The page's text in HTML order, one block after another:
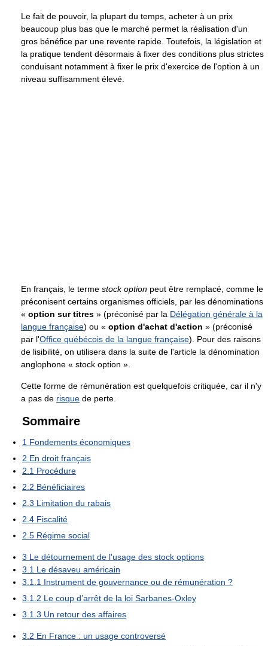
Le fait de pouvoir, la plupart du temps, acheter à un prix
beaucoup plus bas que le marché permet la réalisation d'un
gros bénéfice par une revente rapide. Toutefois, la législation et
la pratique tendent désormais à fixer des conditions plus strictes
conduisant notamment à fixer le prix d'exercice de l'option à un
niveau suffisamment élevé.
En français, le terme stock option peut être remplacé, comme le
préconisent certains organismes officiels, par les dénominations
« option sur titres » (préconisé par la Délégation générale à la
langue française) ou « option d'achat d'action » (préconisé
par l'Office québécois de la langue française). Pour des raisons
de lisibilité, on utilisera dans la suite de l'article la dénomination
anglophone « stock option ».
Cette forme de rémunération est quelquefois critiquée, car il n'y
a pas de risque de perte.
Sommaire
1 Fondements économiques
2 En droit français
2.1 Procédure
2.2 Bénéficiaires
2.3 Limitation du rabais
2.4 Fiscalité
2.5 Régime social
3 Le détournement de l'usage des stock options
3.1 Le désaveu américain
3.1.1 Instrument de gouvernance ou de rémunération ?
3.1.2 Le coup d’arrêt de la loi Sarbanes-Oxley
3.1.3 Un retour des affaires
3.2 En France : un usage controversé